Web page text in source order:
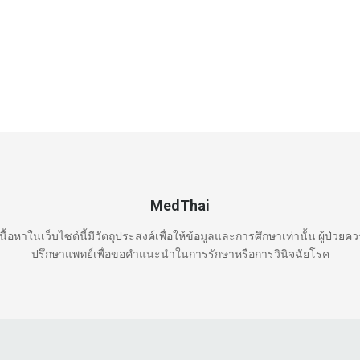
MedThai
อหาในเว็บไซต์นี้มีวัตถุประสงค์เพื่อให้ข้อมูลและการศึกษาเท่านั้น ผู้ป่วยค
ปรึกษาแพทย์เพื่อขอคำแนะนำในการรักษาหรือการวินิจฉัยโรค